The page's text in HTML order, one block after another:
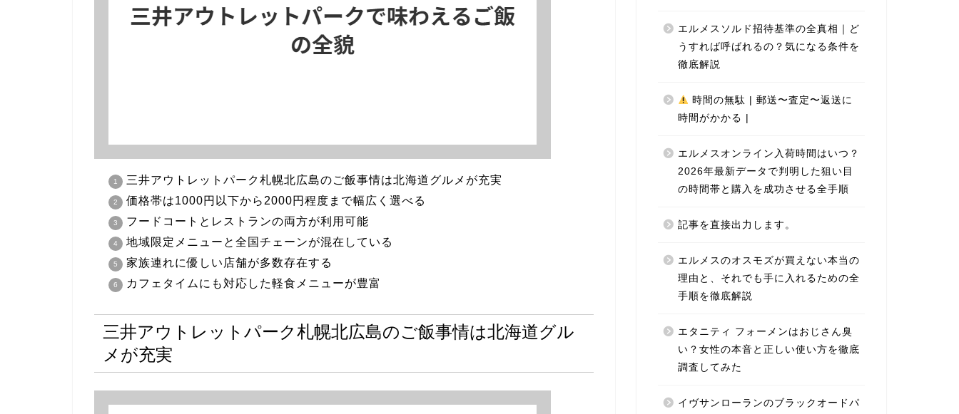
三井アウトレットパーク札幌北広島のご飯事情は北海道グルメが充実
価格帯は1000円以下から2000円程度まで幅広く選べる
フードコートとレストランの両方が利用可能
地域限定メニューと全国チェーンが混在している
家族連れに優しい店舗が多数存在する
カフェタイムにも対応した軽食メニューが豊富
三井アウトレットパーク札幌北広島のご飯事情は北海道グル
メが充実
エルメスソルド招待基準の全真相｜ど
うすれば呼ばれるの？気になる条件を
徹底解説
時間の無駄 | 郵送〜査定〜返送に
時間がかかる |
エルメスオンライン入荷時間はいつ？
2026年最新データで判明した狙い目
の時間帯と購入を成功させる全手順
記事を直接出力します。
エルメスのオスモズが買えない本当の
理由と、それでも手に入れるための全
手順を徹底解説
エタニティ フォーメンはおじさん臭
い？女性の本音と正しい使い方を徹底
調査してみた
イヴサンローランのブラックオードパ